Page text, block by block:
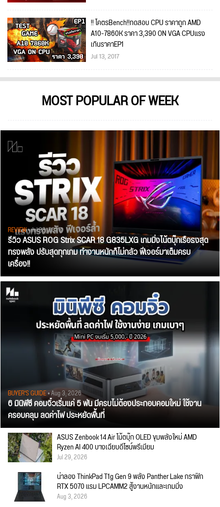
!! โคตรBench!!ทดสอบ CPU ราคาถูก AMD
A10-7860K ราคา 3,390 ON VGA CPUแรง
เกินราคาEP1
Jul 13, 2017
MOST POPULAR OF WEEK
REVIEW• Jul 28, 2026
รีวิว ASUS ROG Strix SCAR 18 G835LXG เกมมิ่งโน้ตบุ๊กเรือธงสุด
ทรงพลัง ปรับสุดทุกเกม ทำงานหนักก็ไม่กลัว ฟีเจอร์มาเต็มครบ
เครื่อง!!
BUYER'S GUIDE• Aug 3, 2026
6 มินิพีซี คอมจิ๋วเริ่มแค่ 5 พัน มีครบไม่ต้องประกอบคอมใหม่ ใช้งาน
ครอบคลุม ลดค่าไฟ ประหยัดพื้นที่
ASUS Zenbook 14 Air โน้ตบุ๊ก OLED ขุมพลังใหม่ AMD
Ryzen AI 400 บางเฉียบดีไซน์พรีเมียม
Jul 29, 2026
น่าลอง ThinkPad T1g Gen 9 พลัง Panther Lake กราฟิก
RTX 5070 แรม LPCAMM2 สู้งานหนักและเกมมิ่ง
Aug 3, 2026